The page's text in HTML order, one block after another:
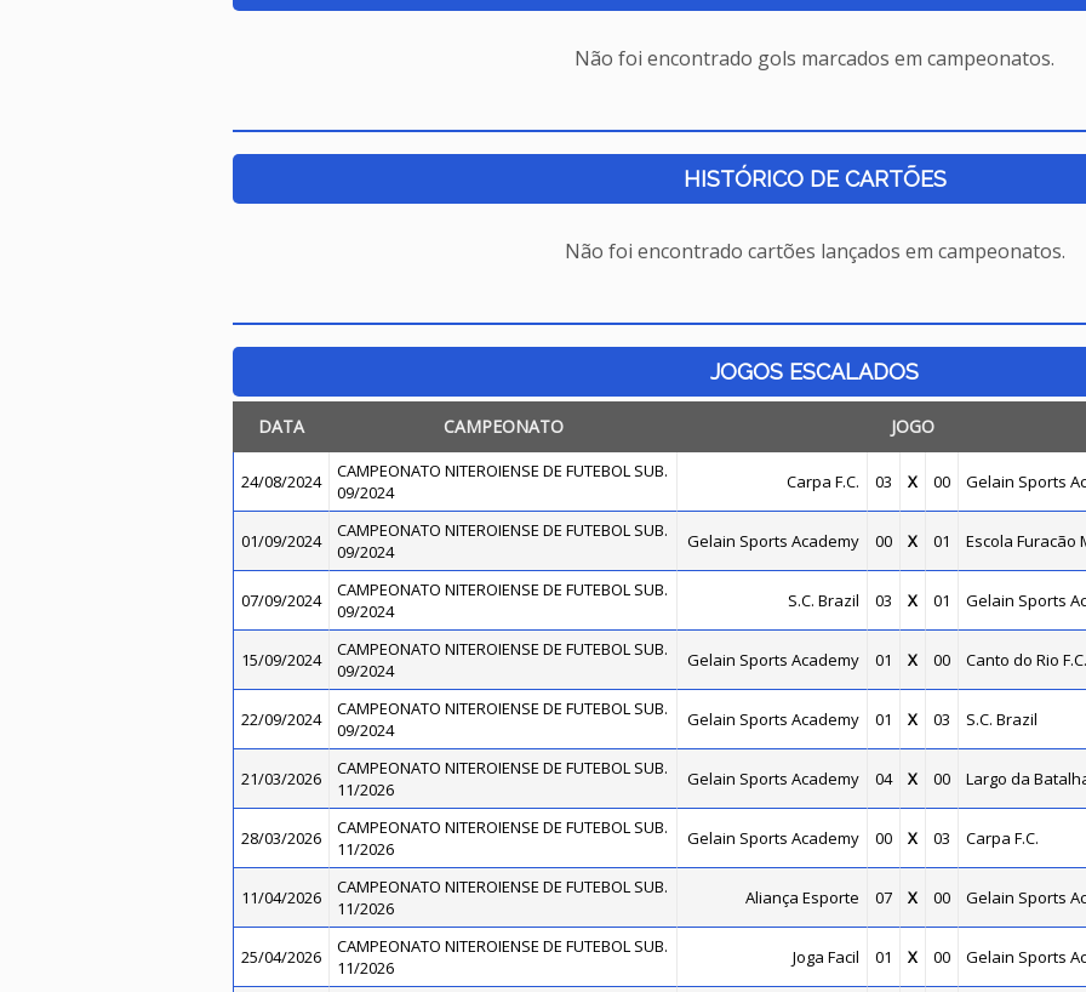
Não foi encontrado gols marcados em campeonatos.
HISTÓRICO DE CARTÕES
Não foi encontrado cartões lançados em campeonatos.
JOGOS ESCALADOS
DATA CAMPEONATO JOGO
24/08/2024
CAMPEONATO NITEROIENSE DE FUTEBOL SUB.
09/2024
Carpa F.C. 03 X 00 Gelain Sports
01/09/2024
CAMPEONATO NITEROIENSE DE FUTEBOL SUB.
09/2024
Gelain Sports Academy 00 X 01 Escola Furacão
07/09/2024
CAMPEONATO NITEROIENSE DE FUTEBOL SUB.
09/2024
S.C. Brazil 03 X 01 Gelain Sports
15/09/2024
CAMPEONATO NITEROIENSE DE FUTEBOL SUB.
09/2024
Gelain Sports Academy 01 X 00 Canto do Rio F.C.
22/09/2024
CAMPEONATO NITEROIENSE DE FUTEBOL SUB.
09/2024
Gelain Sports Academy 01 X 03 S.C. Brazil
21/03/2026
CAMPEONATO NITEROIENSE DE FUTEBOL SUB.
11/2026
Gelain Sports Academy 04 X 00 Largo da
28/03/2026
CAMPEONATO NITEROIENSE DE FUTEBOL SUB.
11/2026
Gelain Sports Academy 00 X 03 Carpa F.C.
11/04/2026
CAMPEONATO NITEROIENSE DE FUTEBOL SUB.
11/2026
Aliança Esporte 07 X 00 Gelain Sports
25/04/2026
CAMPEONATO NITEROIENSE DE FUTEBOL SUB.
11/2026
Joga Facil 01 X 00 Gelain Sports